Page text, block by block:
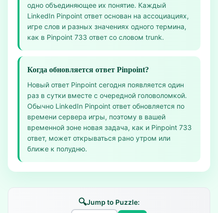
одно объединяющее их понятие. Каждый
LinkedIn Pinpoint ответ основан на ассоциациях,
игре слов и разных значениях одного термина,
как в Pinpoint 733 ответ со словом trunk.
Когда обновляется ответ Pinpoint?
Новый ответ Pinpoint сегодня появляется один
раз в сутки вместе с очередной головоломкой.
Обычно LinkedIn Pinpoint ответ обновляется по
времени сервера игры, поэтому в вашей
временной зоне новая задача, как и Pinpoint 733
ответ, может открываться рано утром или
ближе к полудню.
🔍Jump to Puzzle: